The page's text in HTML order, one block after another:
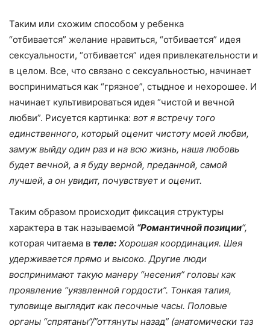
Таким или схожим способом у ребенка
“отбивается” желание нравиться, “отбивается” идея
сексуальности, “отбивается” идея привлекательности и
в целом. Все, что связано с сексуальностью, начинает
восприниматься как “грязное”, стыдное и нехорошее. И
начинает культивироваться идея “чистой и вечной
любви”. Рисуется картинка: вот я встречу того
единственного, который оценит чистоту моей любви,
замуж выйду один раз и на всю жизнь, наша любовь
будет вечной, а я буду верной, преданной, самой
лучшей, а он увидит, почувствует и оценит.
Таким образом происходит фиксация структуры
характера в так называемой “Романтичной позиции“,
которая читаема в теле: Хорошая координация. Шея
удерживается прямо и высоко. Другие люди
воспринимают такую манеру “несения” головы как
проявление “уязвленной гордости”. Тонкая талия,
туловище выглядит как песочные часы. Половые
органы “спрятаны”/”оттянуты назад” (анатомически таз